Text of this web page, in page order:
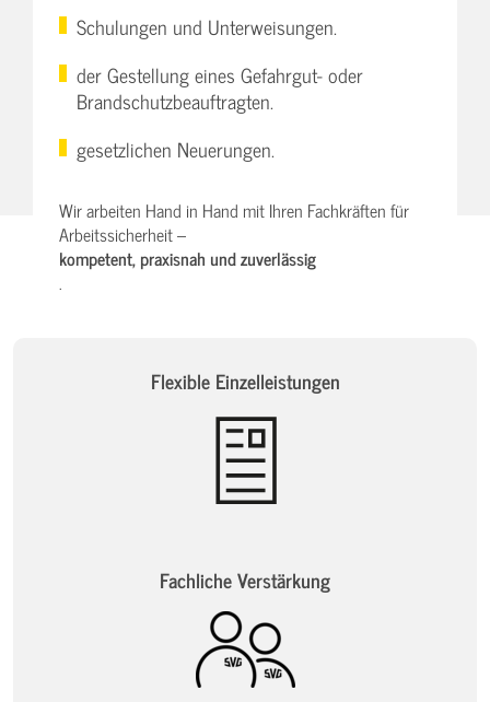
Schulungen und Unterweisungen.
der Gestellung eines Gefahrgut- oder
Brandschutzbeauftragten.
gesetzlichen Neuerungen.
Wir arbeiten Hand in Hand mit Ihren Fachkräften für
Arbeitssicherheit –
kompetent, praxisnah und zuverlässig
.
Flexible Einzelleistungen
Fachliche Verstärkung